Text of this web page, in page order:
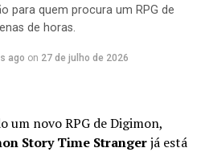
para quem procura um RPG de
de horas.
ago on 27 de julho de 2026
um novo RPG de Digimon,
Story Time Strangerjá está